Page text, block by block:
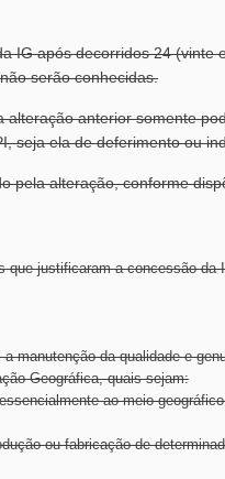
IG após decorridos 24 (vinte
serão conhecidas.
anterior somente
seja ela de deferimento ou
pela alteração, conforme
justificaram a concessão da
manutenção da qualidade e
Geográfica, quais sejam:
ao meio
ou fabricação de